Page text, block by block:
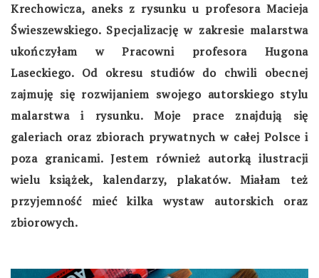
Krechowicza, aneks z rysunku u profesora Macieja
Świeszewskiego. Specjalizację w zakresie malarstwa
ukończyłam w Pracowni profesora Hugona
Laseckiego. Od okresu studiów do chwili obecnej
zajmuję się rozwijaniem swojego autorskiego stylu
malarstwa i rysunku. Moje prace znajdują się
galeriach oraz zbiorach prywatnych w całej Polsce i
poza granicami. Jestem również autorką ilustracji
wielu książek, kalendarzy, plakatów. Miałam też
przyjemność mieć kilka wystaw autorskich oraz
zbiorowych.